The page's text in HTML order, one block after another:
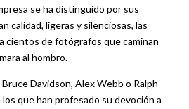
se ha distinguido por sus
calidad, ligeras y silenciosas, las
cientos de fotógrafos que caminan
al hombro.
Davidson, Alex Webb o Ralph
que han profesado su devoción a